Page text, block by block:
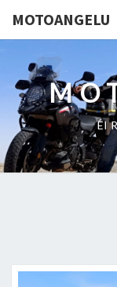
MOTOANGELU
El